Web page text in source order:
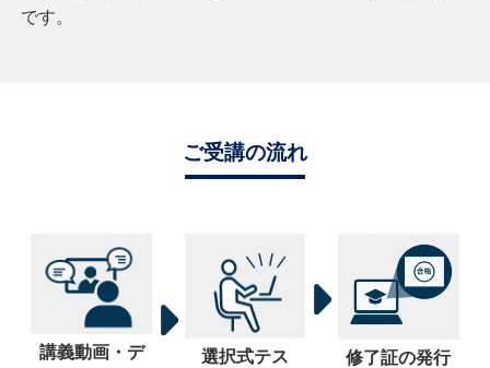
です。
ご受講の流れ
講義動画・デ
選択式テス
修了証の発行